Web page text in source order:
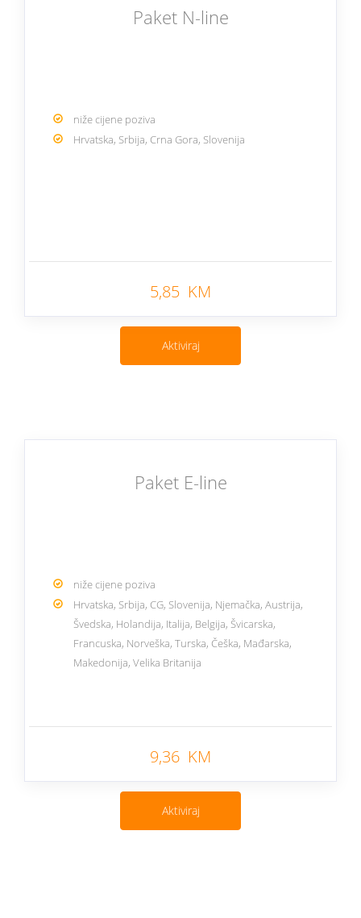
Paket N-line
niže cijene poziva
Hrvatska, Srbija, Crna Gora, Slovenija
5,85 KM
Nazad
Aktiviraj
Paket E-line
niže cijene poziva
Hrvatska, Srbija, CG, Slovenija, Njemačka, Austrija,
Švedska, Holandija, Italija, Belgija, Švicarska,
Francuska, Norveška, Turska, Češka, Mađarska,
Makedonija, Velika Britanija
9,36 KM
Nazad
Aktiviraj